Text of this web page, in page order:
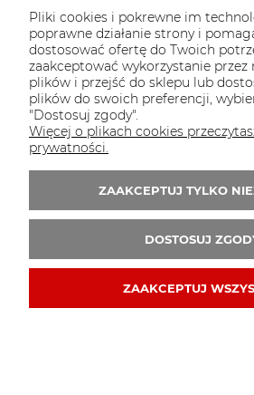
Zaproszenia na roczek
Urodziny"
1,75 zł
Cena regularna:
Najniższa cena:
Pliki cookies i pokrewne im
poprawne działanie strony i
dostosować ofertę do Twoich
zaakceptować wykorzystanie przez
plików i przejść do sklepu lub
plików do swoich preferencji,
"Dostosuj zgody".
Więcej o plikach cookies
prywatności.
ZAAKCEPTUJ TYLKO
DOSTOSUJ
ZAAKCEPTUJ